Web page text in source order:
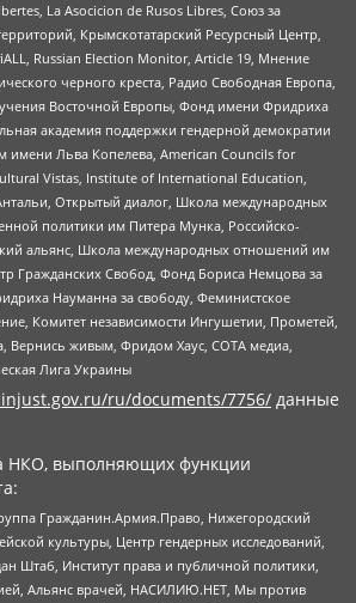
La Asocicion de Rusos Libres, Союз за
Крымскотатарский Ресурсный Центр,
Russian Election Monitor, Article 19, Мнение
черного креста, Радио Свободная Европа,
Восточной Европы, Фонд имени Фридриха
академия поддержки гендерной демократии
имени Льва Копелева, American Councils for
Vistas, Institute of International Education,
Открытый диалог, Школа международных
политики им Питера Мунка, Российско-
альянс, Школа международных отношений им
Гражданских Свобод, Фонд Бориса Немцова за
Науманна за свободу, Феминистское
Комитет независимости Ингушетии, Прометей,
Вернись живым, Фридом Хаус, СОТА медиа,
Лига Украины
ru/documents/7756/ данные
НКО, выполняющих функции
Гражданин.Армия.Право, Нижегородский
культуры, Центр гендерных исследований,
Штаб, Институт права и публичной политики,
Альянс врачей, НАСИЛИЮ.НЕТ, Мы против